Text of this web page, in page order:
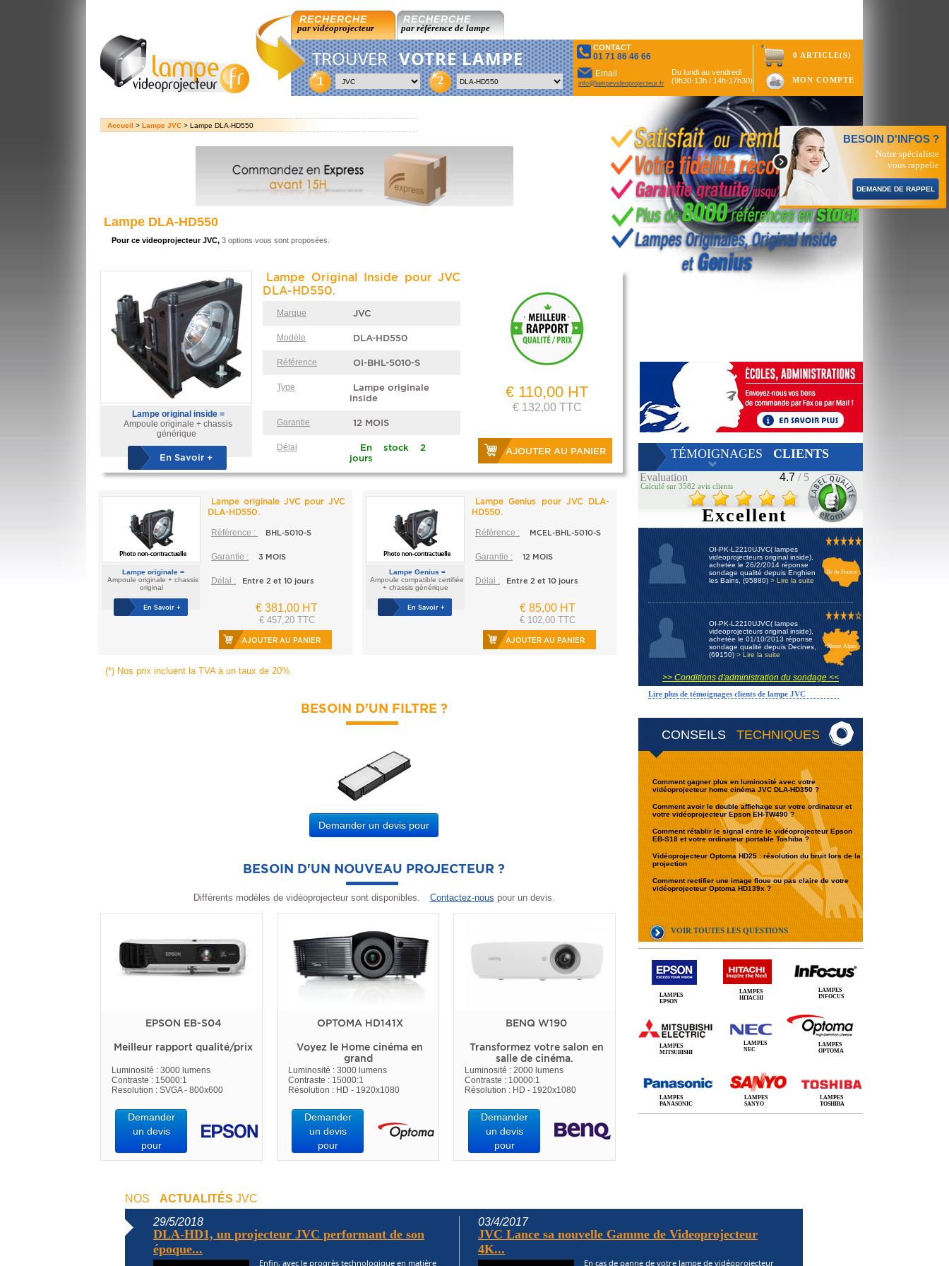
RECHERCHE
par vidéoprojecteur
RECHERCHE
par référence de lampe
TROUVER VOTRE LAMPE
1 2
CONTACT
01 71 86 46 66
Email
info@lampevideoprojecteur.fr
Du lundi au vendredi
(9h30-13h / 14h-17h30)
0 ARTICLE(S)
MON COMPTE
Accueil > Lampe JVC > Lampe DLA-HD550
CONSEILS TECHNIQUES
BESOIN D'INFOS ?
Notre spécialiste
vous rappelle
DEMANDE DE RAPPEL
Comment gagner plus en luminosité avec votre
vidéoprojecteur home cinéma JVC DLA-HD350 ?
Comment avoir le double affichage sur votre ordinateur et
votre vidéoprojecteur Epson EH-TW490 ?
Comment rétablir le signal entre le vidéoprojecteur Epson
EB-S18 et votre ordinateur portable Toshiba ?
Vidéoprojecteur Optoma HD25 : résolution du bruit lors de la
projection
Comment rectifier une image floue ou pas claire de votre
vidéoprojecteur Optoma HD139x ?
VOIR TOUTES LES QUESTIONS
TÉMOIGNAGES CLIENTS
Evaluation 4.7 / 5
Calculé sur 3582 avis clients
Excellent
OI-PK-L2210UJVC( lampes
videoprojecteurs original inside),
achetée le 26/2/2014 réponse
sondage qualité depuis Enghien
les Bains, (95880) > Lire la suite
Ile de France
OI-PK-L2210UJVC( lampes
videoprojecteurs original inside),
achetée le 01/10/2013 réponse
sondage qualité depuis Decines,
(69150) > Lire la suite
Rhone Alpes
>> Conditions d'administration du sondage <<
Lire plus de témoignages clients de lampe JVC
LAMPES
EPSON
LAMPES
HITACHI
LAMPES
INFOCUS
LAMPES
MITSUBISHI
LAMPES
NEC
LAMPES
OPTOMA
LAMPES
PANASONIC
LAMPES
SANYO
LAMPES
TOSHIBA
Lampe DLA-HD550
Pour ce videoprojecteur JVC, 3 options vous sont proposées.
Lampe original inside =
Ampoule originale + chassis
générique
En Savoir +
Lampe Original Inside pour JVC
DLA-HD550.
Marque JVC
Modèle DLA-HD550
Référence OI-BHL-5010-S
Type
Lampe originale
inside
Garantie 12 MOIS
Délai
En stock 2
jours
€ 110,00 HT
€ 132,00 TTC
AJOUTER AU PANIER
Lampe originale =
Ampoule originale + chassis
original
En Savoir +
Lampe originale JVC pour JVC
DLA-HD550.
Référence : BHL-5010-S
Garantie : 3 MOIS
Délai : Entre 2 et 10 jours
€ 381,00 HT
€ 457,20 TTC
AJOUTER AU PANIER
Lampe Genius =
Ampoule compatible certifiée
+ chassis générique
En Savoir +
Lampe Genius pour JVC DLA-
HD550.
Référence : MCEL-BHL-5010-S
Garantie : 12 MOIS
Délai : Entre 2 et 10 jours
€ 85,00 HT
€ 102,00 TTC
AJOUTER AU PANIER
(*) Nos prix incluent la TVA à un taux de 20%
BESOIN D'UN FILTRE ?
Demander un devis pour
BESOIN D'UN NOUVEAU PROJECTEUR ?
Différents modèles de vidéoprojecteur sont disponibles. Contactez-nous pour un devis.
EPSON EB-S04
Meilleur rapport qualité/prix
Luminosité : 3000 lumens
Contraste : 15000:1
Resolution : SVGA - 800x600
Demander
un devis
pour
OPTOMA HD141X
Voyez le Home cinéma en
grand
Luminosité : 3000 lumens
Contraste : 15000:1
Résolution : HD - 1920x1080
Demander
un devis
pour
BENQ W190
Transformez votre salon en
salle de cinéma.
Luminosité : 2000 lumens
Contraste : 10000:1
Résolution : HD - 1920x1080
Demander
un devis
pour
NOS ACTUALITÉS JVC
29/5/2018
DLA-HD1, un projecteur JVC performant de son
époque...
Enfin, avec le progrès technologique en matière
03/4/2017
JVC Lance sa nouvelle Gamme de Videoprojecteur
4K...
En cas de panne de votre lampe de vidéoprojecteur